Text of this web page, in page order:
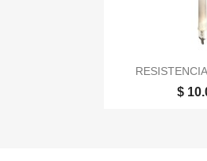

$